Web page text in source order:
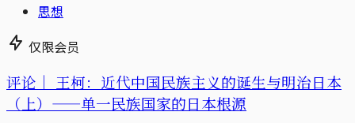
思想
仅限会员
评论｜ 王柯：近代中国民族主义的诞生与明治日本
（上）——单一民族国家的日本根源